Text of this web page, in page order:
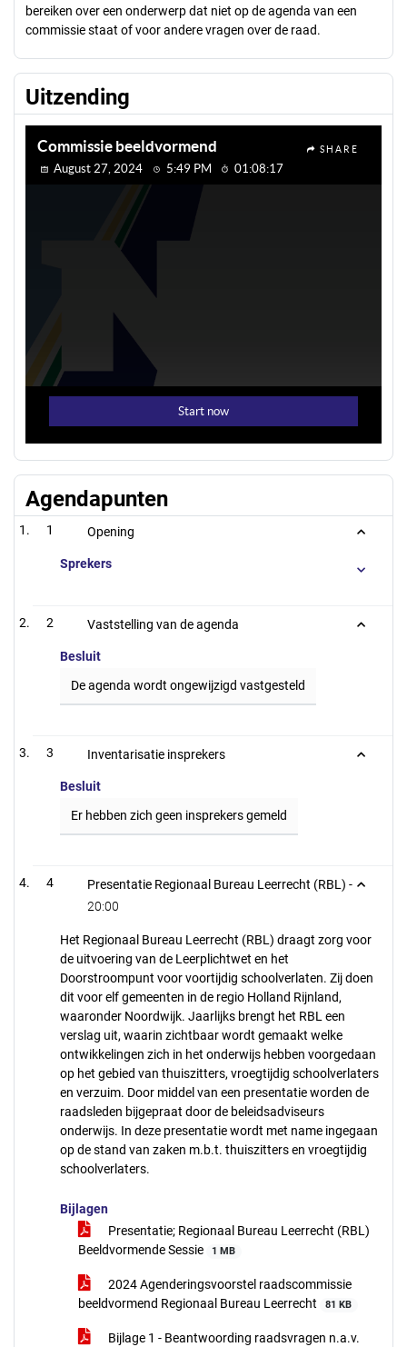
bereiken over een onderwerp dat niet op de agenda van een
commissie staat of voor andere vragen over de raad.
Uitzending
Agendapunten
1 Opening
Sprekers
2 Vaststelling van de agenda
Besluit
De agenda wordt ongewijzigd vastgesteld
3 Inventarisatie insprekers
Besluit
Er hebben zich geen insprekers gemeld
4
Presentatie Regionaal Bureau Leerrecht (RBL) -
20:00
Het Regionaal Bureau Leerrecht (RBL) draagt zorg voor
de uitvoering van de Leerplichtwet en het
Doorstroompunt voor voortijdig schoolverlaten. Zij doen
dit voor elf gemeenten in de regio Holland Rijnland,
waaronder Noordwijk. Jaarlijks brengt het RBL een
verslag uit, waarin zichtbaar wordt gemaakt welke
ontwikkelingen zich in het onderwijs hebben voorgedaan
op het gebied van thuiszitters, vroegtijdig schoolverlaters
en verzuim. Door middel van een presentatie worden de
raadsleden bijgepraat door de beleidsadviseurs
onderwijs. In deze presentatie wordt met name ingegaan
op de stand van zaken m.b.t. thuiszitters en vroegtijdig
schoolverlaters.
Bijlagen
Presentatie; Regionaal Bureau Leerrecht (RBL)
Beeldvormende Sessie
1 MB
2024 Agenderingsvoorstel raadscommissie
beeldvormend Regionaal Bureau Leerrecht
81 KB
Bijlage 1 - Beantwoording raadsvragen n.a.v.